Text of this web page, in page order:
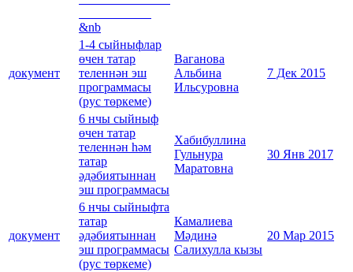
&nb
документ
1-4 сыйныфлар
өчен татар
теленнән эш
программасы
(рус төркеме)
Ваганова
Альбина
Ильсуровна
7 Дек 2015
6 нчы сыйныф
өчен татар
теленнән һәм
татар
әдәбиятыннан
эш программасы
Хабибуллина
Гульнура
Маратовна
30 Янв 2017
документ
6 нчы сыйныфта
татар
әдәбиятыннан
эш программасы
(рус төркеме)
Камалиева
Мәдинә
Салихулла кызы
20 Мар 2015